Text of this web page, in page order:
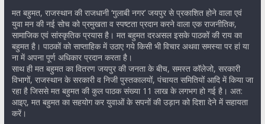
मत बहुमत, राजस्थान की राजधानी ‘गुलाबी नगर’ जयपुर से प्रकाशित होने वाला एवं
युवा मन की नई सोच को प्रमुखता व स्पष्टता प्रदान करने वाला एक राजनीतिक,
सामाजिक एवं सांस्कृतिक प्रयास है। मत बहुमत दरअसल इसके पाठकों की राय का
बहुमत है। पाठकों को साप्ताहिक में उठाए गये किसी भी विचार अथवा समस्या पर हां या
ना में अपना पूर्ण अधिकार प्रदान करता है।
साथ ही मत बहुमत का वितरण जयपुर की जनता के बीच, समस्त कॉलेजो, सरकारी
विभागों, राजस्थान के सरकारी व निजी पुस्तकालयों, पंचायत समितियों आदि में किया जा
रहा है जिससे मत बहुमत की कुल पाठक संख्या 11 लाख के लगभग हो गई है। अत:
आइए, मत बहुमत का सहयोग कर युवाओं के सपनों की उड़ान को दिशा देने में सहायता
करें।